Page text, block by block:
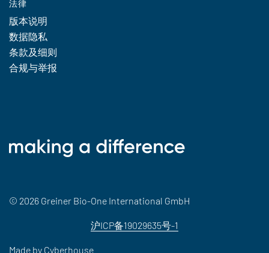
法律
版本说明
数据隐私
条款及细则
合规与举报
© 2026 Greiner Bio-One International GmbH
沪ICP备19029635号-1
Made by Cyberhouse